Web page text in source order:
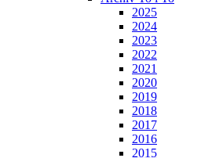
2025
2024
2023
2022
2021
2020
2019
2018
2017
2016
2015